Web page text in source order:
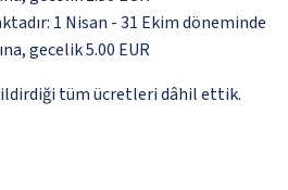
1 Nisan - 31 Ekim döneminde
gecelik 5.00 EUR
tüm ücretleri dâhil ettik.